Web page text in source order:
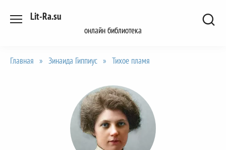
Lit-Ra.su
онлайн библиотека
Главная » Зинаида Гиппиус » Тихое пламя